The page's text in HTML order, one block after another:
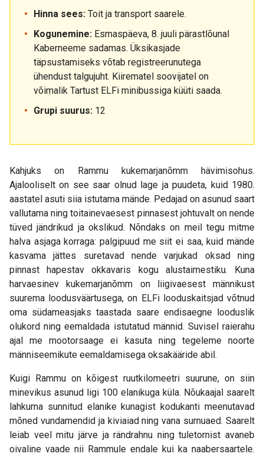
Hinna sees: Toit ja transport saarele.
Kogunemine: Esmaspäeva, 8. juuli pärastlõunal
Kaberneeme sadamas. Üksikasjade
täpsustamiseks võtab registreerunutega
ühendust talgujuht. Kiirematel soovijatel on
võimalik Tartust ELFi minibussiga küüti saada.
Grupi suurus: 12
Kahjuks on Rammu kukemarjanõmm hävimisohus.
Ajalooliselt on see saar olnud lage ja puudeta, kuid 1980.
aastatel asuti siia istutama mände. Pedajad on asunud saart
vallutama ning toitainevaesest pinnasest johtuvalt on nende
tüved jändrikud ja okslikud. Nõndaks on meil tegu mitme
halva asjaga korraga: palgipuud me siit ei saa, kuid mände
kasvama jättes suretavad nende varjukad oksad ning
pinnast hapestav okkavaris kogu alustaimestiku. Kuna
harvaesinev kukemarjanõmm on liigivaesest männikust
suurema loodusväärtusega, on ELFi looduskaitsjad võtnud
oma südameasjaks taastada saare endisaegne looduslik
olukord ning eemaldada istutatud männid. Suvisel raierahu
ajal me mootorsaage ei kasuta ning tegeleme noorte
männiseemikute eemaldamisega oksakääride abil.
Kuigi Rammu on kõigest ruutkilomeetri suurune, on siin
minevikus asunud ligi 100 elanikuga küla. Nõukaajal saarelt
lahkuma sunnitud elanike kunagist kodukanti meenutavad
mõned vundamendid ja kiviaiad ning vana surnuaed. Saarelt
leiab veel mitu järve ja rändrahnu ning tuletornist avaneb
oivaline vaade nii Rammule endale kui ka naabersaartele.